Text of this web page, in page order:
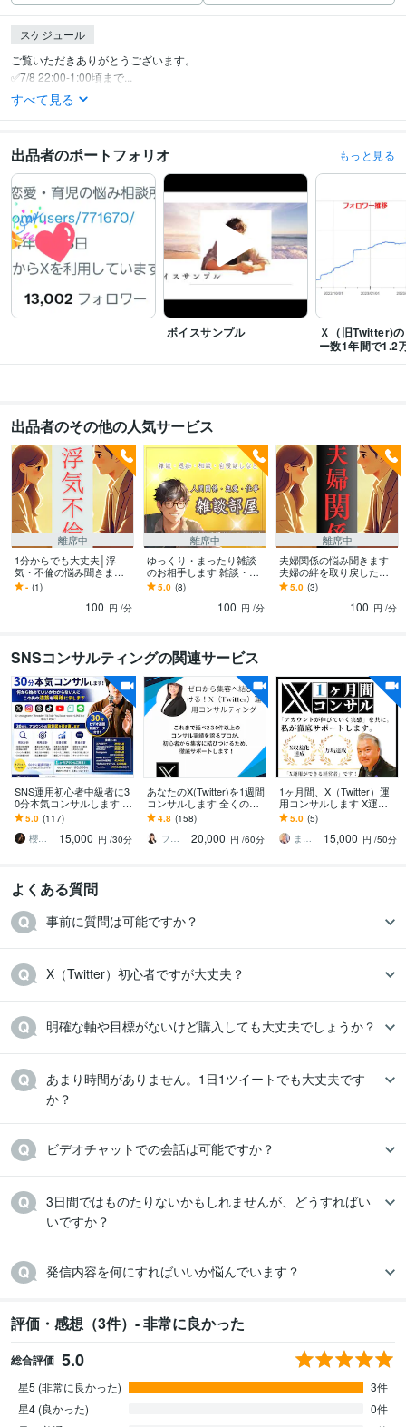
スケジュール
ご覧いただきありがとうございます。
✅7/8 22:00-1:00頃まで...
すべて見る
出品者のポートフォリオ もっと見る
ボイスサンプル
Ｘ（旧Twitter)
ー数1年間で1.2
出品者のその他の人気サービス
離席中
1分からでも大丈夫│浮
気・不倫の悩み聞きます
夫として、男性としての
視点でお話をしっかり聞
- (1)
100 円 /分
離席中
ゆっくり・まったり雑談
のお相手します 雑談・相
談・お試し…何でもOK！
あなたのお電話まってま
5.0 (8)
100 円 /分
離席中
夫婦関係の悩み聞きます
夫婦の絆を取り戻した
い！ あなたの気持ちに寄
り添います
5.0 (3)
100 円 /分
SNSコンサルティングの関連サービス
SNS運用初心者中級者に3
0分本気コンサルします 何
から始めていいかわから
ない人にこの先の道筋を
明確に示します
5.0 (117)
櫻井健太｜集客多角化・SNS運用コンサル
15,000 円 /30分
あなたのX(Twitter)を1週間
コンサルします 全くの初
心者でも集客に繋げられ
るメソッドをお伝えしま
す
4.8 (158)
フルマリ
20,000 円 /60分
1ヶ月間、X（Twitter）運
用コンサルします X運用
にもっと力を入れたい
方、1ヶ月間徹底サポート
します。
5.0 (5)
まつもと社長｜なんでも相談できる経営者
15,000 円 /50分
よくある質問
事前に質問は可能ですか？
X（Twitter）初心者ですが大丈夫？
明確な軸や目標がないけど購入しても大丈夫でしょうか？
あまり時間がありません。1日1ツイートでも大丈夫です
か？
ビデオチャットでの会話は可能ですか？
3日間ではものたりないかもしれませんが、どうすればい
いですか？
発信内容を何にすればいいか悩んでいます？
評価・感想（3件）- 非常に良かった
総合評価 5.0
星5 (非常に良かった)
3件
星4 (良かった)
0件